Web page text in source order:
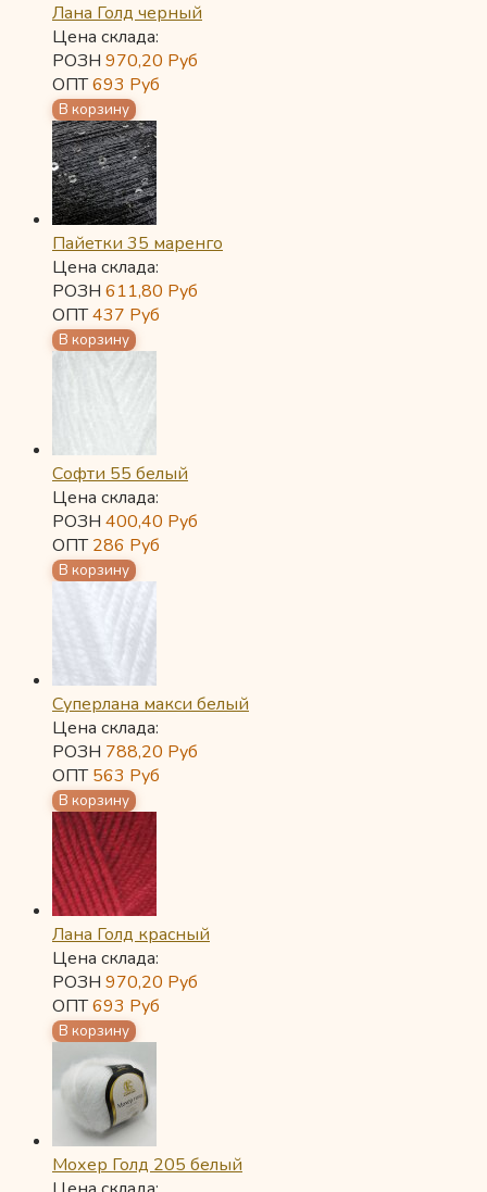
Лана Голд черный
Цена склада:
РОЗН 970,20 Руб
ОПТ693 Руб
Пайетки 35 маренго
Цена склада:
РОЗН 611,80 Руб
ОПТ437 Руб
Софти 55 белый
Цена склада:
РОЗН 400,40 Руб
ОПТ286 Руб
Суперлана макси белый
Цена склада:
РОЗН 788,20 Руб
ОПТ563 Руб
Лана Голд красный
Цена склада:
РОЗН 970,20 Руб
ОПТ693 Руб
Мохер Голд 205 белый